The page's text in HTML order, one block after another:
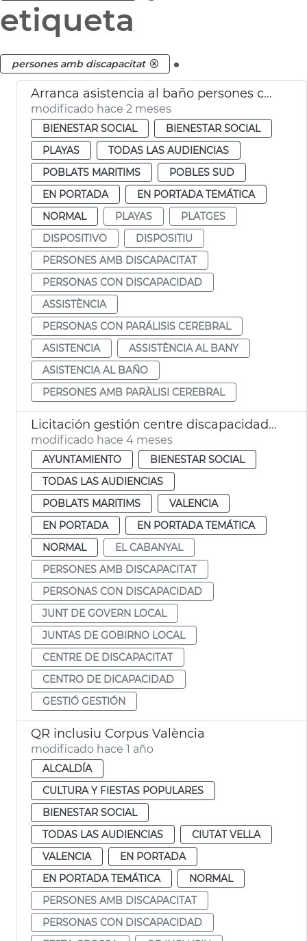
etiqueta
persones amb discapacitat .
Arranca asistencia al baño persones con discapacitado playas València
modificado hace 2 meses
BIENESTAR SOCIAL
BIENESTAR SOCIAL
PLAYAS
TODAS LAS AUDIENCIAS
POBLATS MARITIMS
POBLES SUD
EN PORTADA
EN PORTADA TEMÁTICA
NORMAL
PLAYAS
PLATGES
DISPOSITIVO
DISPOSITIU
PERSONES AMB DISCAPACITAT
PERSONAS CON DISCAPACIDAD
ASSISTÈNCIA
PERSONAS CON PARÁLISIS CEREBRAL
ASISTENCIA
ASSISTÈNCIA AL BANY
ASISTENCIA AL BAÑO
PERSONES AMB PARÀLISI CEREBRAL
Licitación gestión centre discapacidad Font de Sant Lluís València
modificado hace 4 meses
AYUNTAMIENTO
BIENESTAR SOCIAL
TODAS LAS AUDIENCIAS
POBLATS MARITIMS
VALENCIA
EN PORTADA
EN PORTADA TEMÁTICA
NORMAL
EL CABANYAL
PERSONES AMB DISCAPACITAT
PERSONAS CON DISCAPACIDAD
JUNT DE GOVERN LOCAL
JUNTAS DE GOBIRNO LOCAL
CENTRE DE DISCAPACITAT
CENTRO DE DICAPACIDAD
GESTIÓ GESTIÓN
QR inclusiu Corpus València
modificado hace 1 año
ALCALDÍA
CULTURA Y FIESTAS POPULARES
BIENESTAR SOCIAL
TODAS LAS AUDIENCIAS
CIUTAT VELLA
VALENCIA
EN PORTADA
EN PORTADA TEMÁTICA
NORMAL
PERSONES AMB DISCAPACITAT
PERSONAS CON DISCAPACIDAD